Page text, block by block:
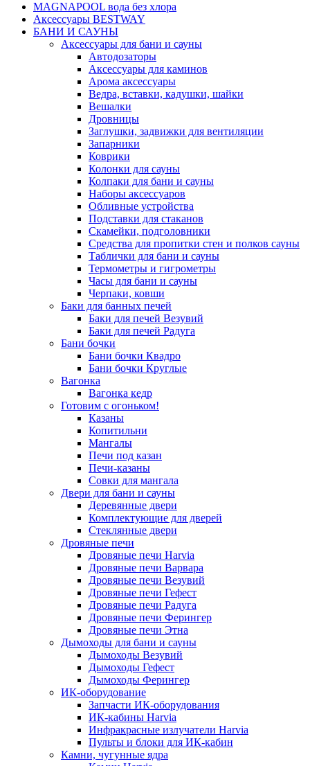
MAGNAPOOL вода без хлора
Аксессуары BESTWAY
БАНИ И САУНЫ
Аксессуары для бани и сауны
Автодозаторы
Аксессуары для каминов
Арома аксессуары
Ведра, вставки, кадушки, шайки
Вешалки
Дровницы
Заглушки, задвижки для вентиляции
Запарники
Коврики
Колонки для сауны
Колпаки для бани и сауны
Наборы аксессуаров
Обливные устройства
Подставки для стаканов
Скамейки, подголовники
Средства для пропитки стен и полков сауны
Таблички для бани и сауны
Термометры и гигрометры
Часы для бани и сауны
Черпаки, ковши
Баки для банных печей
Баки для печей Везувий
Баки для печей Радуга
Бани бочки
Бани бочки Квадро
Бани бочки Круглые
Вагонка
Вагонка кедр
Готовим с огоньком!
Казаны
Копитильни
Мангалы
Печи под казан
Печи-казаны
Совки для мангала
Двери для бани и сауны
Деревянные двери
Комплектующие для дверей
Стеклянные двери
Дровяные печи
Дровяные печи Harvia
Дровяные печи Варвара
Дровяные печи Везувий
Дровяные печи Гефест
Дровяные печи Радуга
Дровяные печи Ферингер
Дровяные печи Этна
Дымоходы для бани и сауны
Дымоходы Везувий
Дымоходы Гефест
Дымоходы Ферингер
ИК-оборудование
Запчасти ИК-оборудования
ИК-кабины Harvia
Инфракрасные излучатели Harvia
Пульты и блоки для ИК-кабин
Камни, чугунные ядра